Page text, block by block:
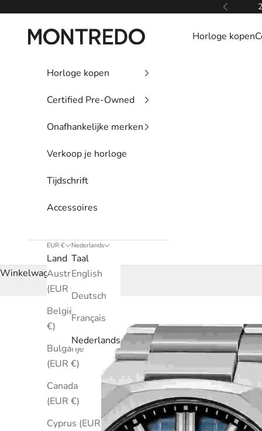
Vorige
Montredo Horloge kopen
Horloge kopen
Certified Pre-Owned
Onafhankelijke merken
Verkoop je horloge
Tijdschrift
Accessoires
EUR €
Land
Australië
(EUR €)
België (EUR
€)
Bulgarije
(EUR €)
Canada
(EUR €)
Cyprus (EUR
Nederlands
Taal
English
Deutsch
Français
Nederlands
Winkelwagen